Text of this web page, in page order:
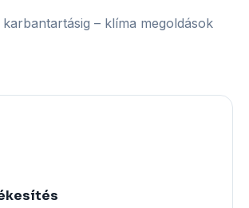
– klíma megoldások